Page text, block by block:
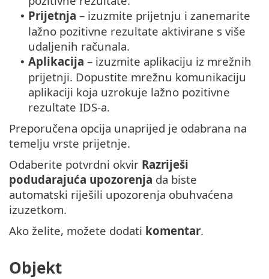
• Prijetnja – izuzmite prijetnju i zanemarite
lažno pozitivne rezultate aktivirane s više
udaljenih računala.
• Aplikacija – izuzmite aplikaciju iz mrežnih
prijetnji. Dopustite mrežnu komunikaciju
aplikaciji koja uzrokuje lažno pozitivne
rezultate IDS-a.
Preporučena opcija unaprijed je odabrana na
temelju vrste prijetnje.
Odaberite potvrdni okvir Razriješi
podudarajuća upozorenja da biste
automatski riješili upozorenja obuhvaćena
izuzetkom.
Ako želite, možete dodati komentar.
Objekt